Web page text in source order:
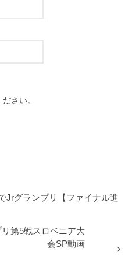
さい。
Jrグランプリ【ファイナル進
第5戦スロベニア大
会SP動画